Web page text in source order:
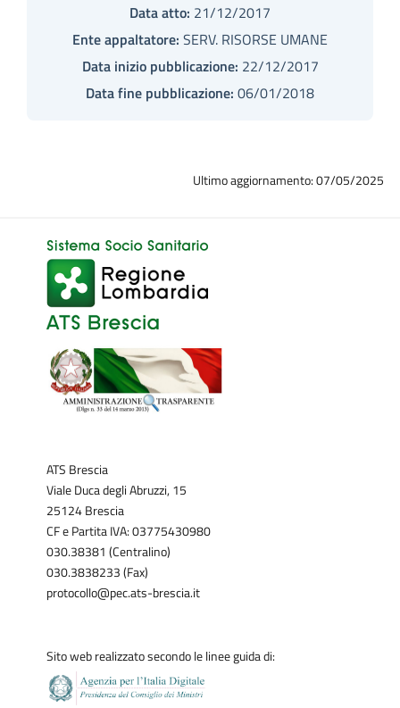
Data atto: 21/12/2017
Ente appaltatore: SERV. RISORSE UMANE
Data inizio pubblicazione: 22/12/2017
Data fine pubblicazione: 06/01/2018
Ultimo aggiornamento: 07/05/2025
ATS Brescia
Viale Duca degli Abruzzi, 15
25124 Brescia
CF e Partita IVA: 03775430980
030.38381 (Centralino)
030.3838233 (Fax)
protocollo@pec.ats-brescia.it
Sito web realizzato secondo le linee guida di: